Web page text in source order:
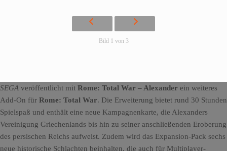
Bild 1 von 3
SEGA veröffentlicht mit Rome: Total War – Alexander ein weiteres
Add-On für Rome: Total War. Die Erweiterung bietet rund 30 Stunden
Spielspaß und enthält eine neue Kampagnenkarte, die Alexanders
Vereinigung Griechenlands bis hin zu seiner anschließenden Eroberung
des persischen Reichs aufweist. Zudem wird das Expansion-Pack sechs
neue historische Schlachten beinhalten, die auch für Multiplayer-